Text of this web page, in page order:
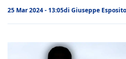
25 Mar 2024 - 13:05di Giuseppe Esposito